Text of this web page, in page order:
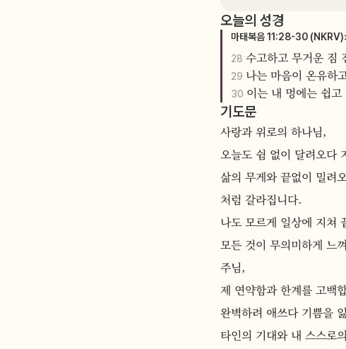
오늘의 성경
마태복음11 :28-30 (NKRV)
28 수고하고 무거운 짐
29 나는 마음이 온유하
30 이는 내 멍에는 쉽
기도문
사랑과 위로의 하나님,
오늘도 쉼 없이 달려오다
삶의 무게와 끝없이 밀려
처럼 갈라집니다.
나도 모르게 일상에 지쳐
모든 것이 무의미하게 느
주님,
제 연약함과 한계를 고백
완벽하려 애쓰다 기쁨을
타인의 기대와 내 스스로